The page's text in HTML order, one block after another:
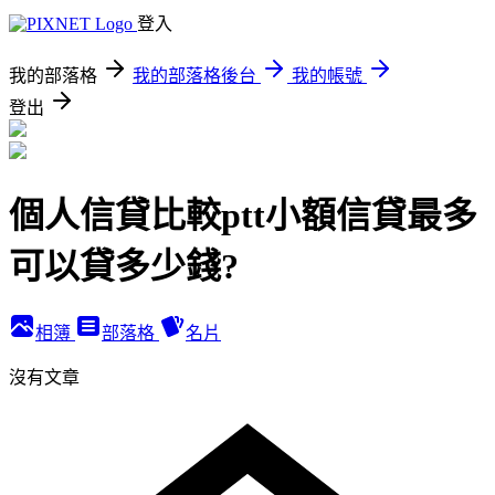
登入
我的部落格 我的部落格後台
我的帳號
登出
個人信貸比較ptt小額信貸最多
可以貸多少錢?
相簿 部落格 名片
沒有文章